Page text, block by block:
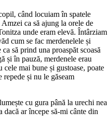
când locuiam în spatele
ca să ajung la orele de
unde eram elevă. Întârziam
cum se fac merdenelele și
să prind una proaspăt scoasă
și în pauză, merdenele erau
cele mai bune și gustoase, poate
și nu le găseam
cu gura până la urechi nea
ar începe să-mi cânte din